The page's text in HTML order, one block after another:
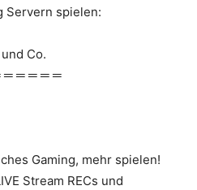
Servern spielen:
Co.
═ ═ ═ ═ ═
Gaming, mehr spielen!
Stream RECs und